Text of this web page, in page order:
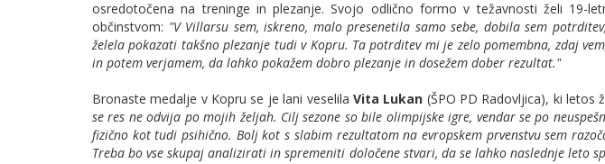
osredotočena na treninge in plezanje. Svojo odlično formo v težavnosti želi 19-
občinstvom: "V Villarsu sem, iskreno, malo presenetila samo sebe, dobila sem
želela pokazati takšno plezanje tudi v Kopru. Ta potrditev mi je zelo pomembna, zdaj
in potem verjamem, da lahko pokažem dobro plezanje in dosežem dober rezultat."
Bronaste medalje v Kopru se je lani veselila Vita Lukan (ŠPO PD Radovljica), ki letos
se res ne odvija po mojih željah. Cilj sezone so bile olimpijske igre, vendar se po
fizično kot tudi psihično. Bolj kot s slabim rezultatom na evropskem prvenstvu sem
Treba bo vse skupaj analizirati in spremeniti določene stvari, da se lahko naslednje leto